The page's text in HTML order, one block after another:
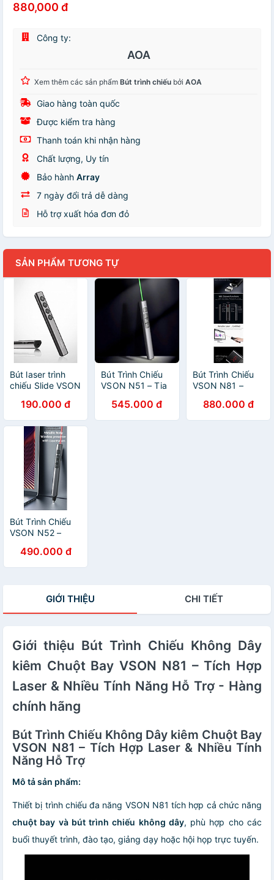
880,000 đ
Công ty:
AOA
Xem thêm các sản phẩm Bút trình chiếu bởi AOA
Giao hàng toàn quốc
Được kiểm tra hàng
Thanh toán khi nhận hàng
Chất lượng, Uy tín
Bảo hành Array
7 ngày đổi trả dễ dàng
Hỗ trợ xuất hóa đơn đỏ
SẢN PHẨM TƯƠNG TỰ
Bút laser trình
chiếu Slide VSON
khẩu
190.000 đ
Bút Trình Chiếu
VSON N51 – Tia
Laser Đỏ Cực
Nét | Pin Sạc
545.000 đ
Bút Trình Chiếu
VSON N81 –
& Laser Đỏ, Hỗ
Trợ Hẹn Giờ &
880.000 đ
Bút Trình Chiếu
VSON N52 –
Cảm Ứng, Pin
Sạc Tiện Lợi -
490.000 đ
GIỚI THIỆU CHI TIẾT
Giới thiệu Bút Trình Chiếu Không Dây
kiêm Chuột Bay VSON N81 – Tích Hợp
Laser & Nhiều Tính Năng Hỗ Trợ - Hàng
chính hãng
Bút Trình Chiếu Không Dây kiêm Chuột Bay
VSON N81 – Tích Hợp Laser & Nhiều Tính
Năng Hỗ Trợ
Mô tả sản phẩm:
Thiết bị trình chiếu đa năng VSON N81 tích hợp cả chức năng
chuột bay và bút trình chiếu không dây, phù hợp cho các
buổi thuyết trình, đào tạo, giảng dạy hoặc hội họp trực tuyến.